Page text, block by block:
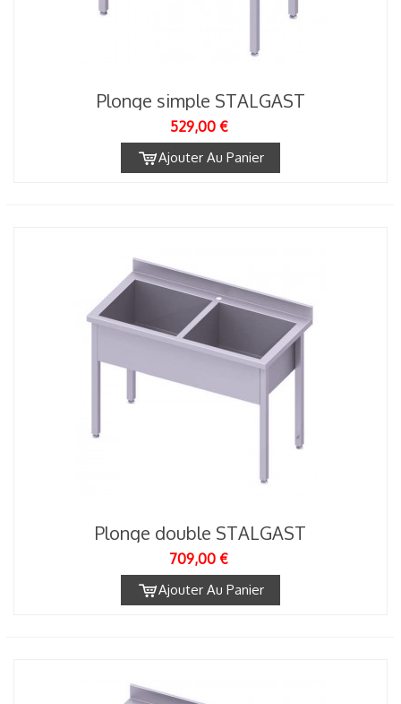
Plonge simple STALGAST
529,00 €
Ajouter Au Panier
Plonge double STALGAST
709,00 €
Ajouter Au Panier